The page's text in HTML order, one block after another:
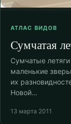
АТЛАС ВИДОВ
Сумчатая
Сумчатые
маленькие
их
Новой…
13 марта 2011